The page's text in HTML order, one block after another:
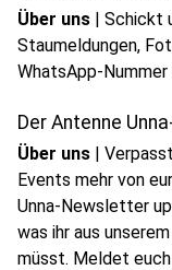
Über uns | Schickt
Staumeldungen,
WhatsApp-
Der Antenne
Über uns |
Events mehr von
Unna-Newsletter
was ihr aus
müsst. Meldet